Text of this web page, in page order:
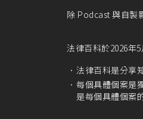
除 Podcast 與自製
法律百科於2026年
法律百科是分享
每個具體個案是
是每個具體個案